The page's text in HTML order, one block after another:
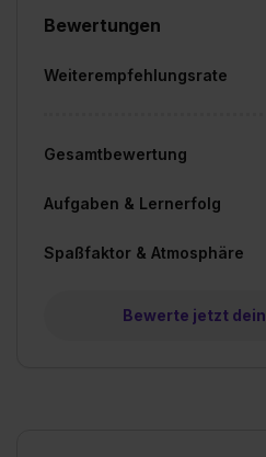
Bewertungen
Weiterempfehlungsrate
Gesamtbewertung
Aufgaben & Lernerfolg
Spaßfaktor & Atmosphäre
Bewerte jetzt